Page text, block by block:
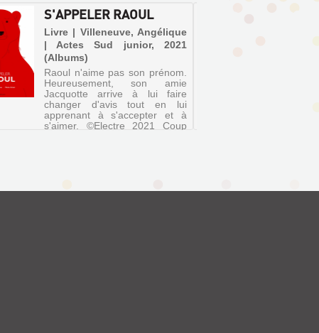
S'APPELER RAOUL
Livre | Villeneuve, Angélique
| Actes Sud junior, 2021
(Albums)
Raoul n'aime pas son prénom.
Heureusement, son amie
Jacquotte arrive à lui faire
changer d'avis tout en lui
apprenant à s'accepter et à
s'aimer. ©Electre 2021 Coup